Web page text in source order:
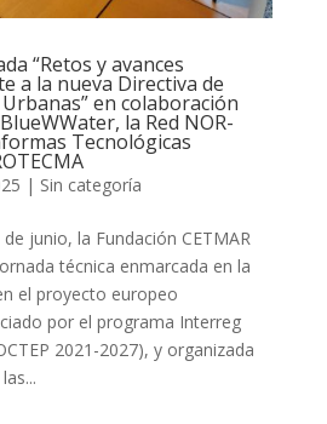
“Retos y avances
a la nueva Directiva de
en colaboración
la Red NOR-
Tecnológicas
| Sin categoría
junio, la Fundación CETMAR
técnica enmarcada en la
el proyecto europeo
por el programa Interreg
2021-2027), y organizada